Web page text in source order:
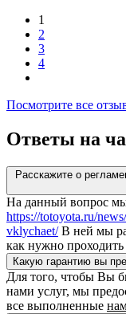
1
2
3
4
Посмотрите все
Ответы на
Расскажите о
На данный вопрос
https://totoyota.ru/
vklychaet/В ней мы
как нужно
Какую гарантию вы
Для того, чтобы Вы
нами услуг, мы
все выполненные